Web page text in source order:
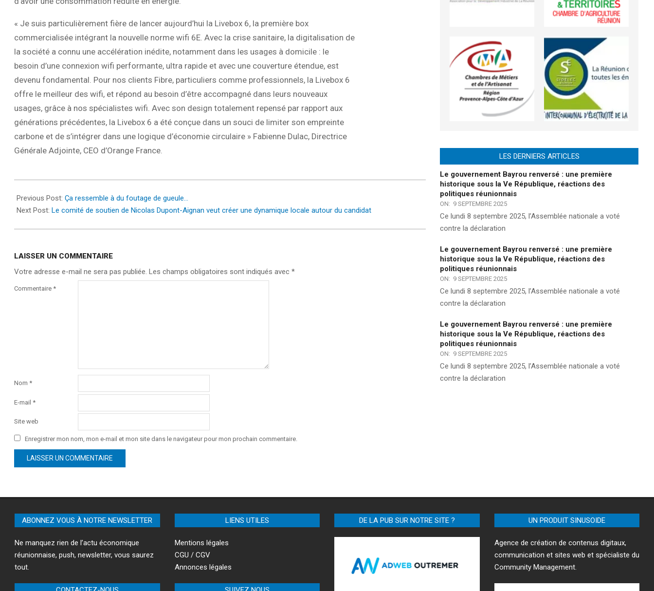
« Je suis particulièrement fière de lancer aujourd’hui la Livebox 6, la première box
commercialisée intégrant la nouvelle norme wifi 6E. Avec la crise sanitaire, la digitalisation de
la société a connu une accélération inédite, notamment dans les usages à domicile : le
besoin d’une connexion wifi performante, ultra rapide et avec une couverture étendue, est
devenu fondamental. Pour nos clients Fibre, particuliers comme professionnels, la Livebox 6
offre le meilleur des wifi, et répond au besoin d’être accompagné dans leurs nouveaux
usages, grâce à nos spécialistes wifi. Avec son design totalement repensé par rapport aux
générations précédentes, la Livebox 6 a été conçue dans un souci de limiter son empreinte
carbone et de s’intégrer dans une logique d’économie circulaire » Fabienne Dulac, Directrice
Générale Adjointe, CEO d’Orange France.
04-
08
Previous Post: Ça ressemble à du foutage de gueule…
Next Post: Le comité de soutien de Nicolas Dupont-Aignan veut créer une dynamique locale autour du candidat
LAISSER UN COMMENTAIRE
Votre adresse e-mail ne sera pas publiée. Les champs obligatoires sont indiqués avec *
Commentaire *
Nom *
E-mail *
Site web
Enregistrer mon nom, mon e-mail et mon site dans le navigateur pour mon prochain commentaire.
LES DERNIERS ARTICLES
Le gouvernement Bayrou renversé : une première
historique sous la Ve République, réactions des
politiques réunionnais
ON: 9 SEPTEMBRE 2025
Ce lundi 8 septembre 2025, l’Assemblée nationale a voté
contre la déclaration
Le gouvernement Bayrou renversé : une première
historique sous la Ve République, réactions des
politiques réunionnais
ON: 9 SEPTEMBRE 2025
Ce lundi 8 septembre 2025, l’Assemblée nationale a voté
contre la déclaration
Le gouvernement Bayrou renversé : une première
historique sous la Ve République, réactions des
politiques réunionnais
ON: 9 SEPTEMBRE 2025
Ce lundi 8 septembre 2025, l’Assemblée nationale a voté
contre la déclaration
ABONNEZ VOUS À NOTRE NEWSLETTER
Ne manquez rien de l’actu économique
réunionnaise, push, newsletter, vous saurez
tout.
LIENS UTILES
Mentions légales
CGU / CGV
Annonces légales
DE LA PUB SUR NOTRE SITE ? UN PRODUIT SINUSOIDE
Agence de création de contenus digitaux,
communication et sites web et spécialiste du
Community Management.